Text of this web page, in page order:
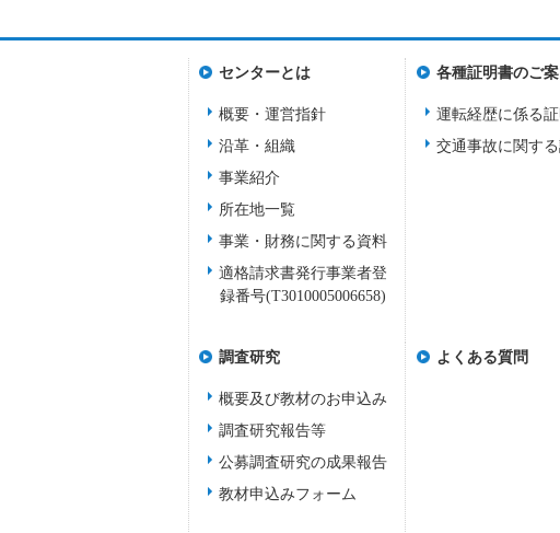
センターとは
概要・運営指針
沿革・組織
事業紹介
所在地一覧
事業・財務に関する資料
適格請求書発行事業者登
録番号(T3010005006658)
各種証明書のご
運転経歴に係る
交通事故に関す
調査研究
概要及び教材のお申込み
調査研究報告等
公募調査研究の成果報告
教材申込みフォーム
よくある質問